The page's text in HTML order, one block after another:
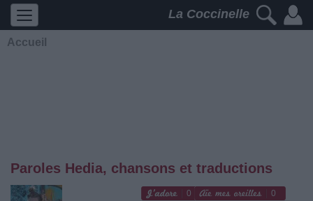
La Coccinelle
Accueil
Paroles Hedia, chansons et traductions
0 0